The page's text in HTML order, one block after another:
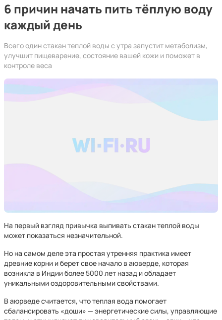
6 причин начать пить тёплую воду
каждый день
Всего один стакан теплой воды с утра запустит метаболизм,
улучшит пищеварение, состояние вашей кожи и поможет в
контроле веса
На первый взгляд привычка выпивать стакан теплой воды
может показаться незначительной.
Но на самом деле эта простая утренняя практика имеет
древние корни и берет свое начало в аюверде, которая
возникла в Индии более 5000 лет назад и обладает
уникальными оздоровительными свойствами.
В аюрведе считается, что теплая вода помогает
сбалансировать «доши» — энергетические силы, управляющие